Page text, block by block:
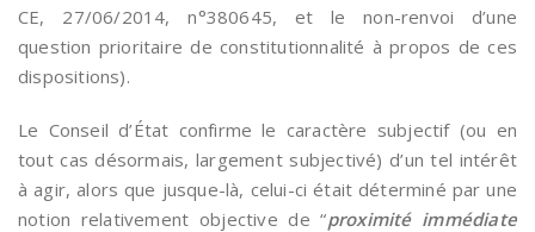
CE, 27/06/2014, n°380645, et le non-renvoi d’une
question prioritaire de constitutionnalité à propos de ces
dispositions).
Le Conseil d’État confirme le caractère subjectif (ou en
tout cas désormais, largement subjectivé) d’un tel intérêt
à agir, alors que jusque-là, celui-ci était déterminé par une
notion relativement objective de “proximité immédiate